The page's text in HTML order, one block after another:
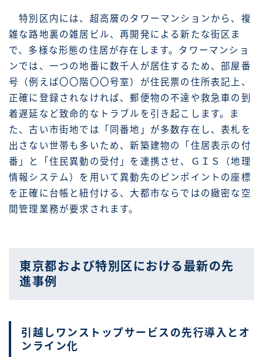
特別区内には、超高層のタワーマンションから、複
雑な路地裏の雑居ビル、再開発による新たな街区ま
で、多様な形態の住居が存在します。タワーマンショ
ンでは、一つの地番に数千人が居住するため、部屋番
号（例えば〇〇階〇〇号室）が住民票の住所表記上、
正確に登録されなければ、郵便物の不達や救急車の到
着遅延など致命的なトラブルを引き起こします。ま
た、古い市街地では「同番地」が多数存在し、表札を
出さない世帯も多いため、新築建物の「住居表示の付
番」と「住民異動の受付」を連携させ、ＧＩＳ（地理
情報システム）を用いて異動先のピンポイントの座標
を正確に台帳と紐付ける、大都市ならではの緻密な空
間管理業務が要求されます。
東京都および特別区における最新の先
進事例
引越しワンストップサービスの先行導入とオ
ンライン化